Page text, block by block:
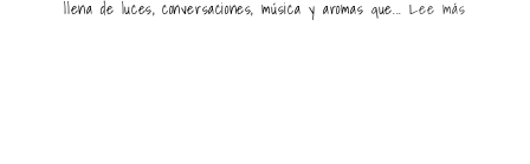
llena de luces, conversaciones, música y aromas que...Lee más